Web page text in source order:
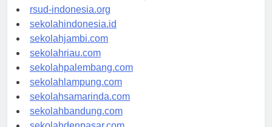
rsudkisaran-asahankab.org
rsud-indonesia.org
sekolahindonesia.id
sekolahjambi.com
sekolahriau.com
sekolahpalembang.com
sekolahlampung.com
sekolahsamarinda.com
sekolahbandung.com